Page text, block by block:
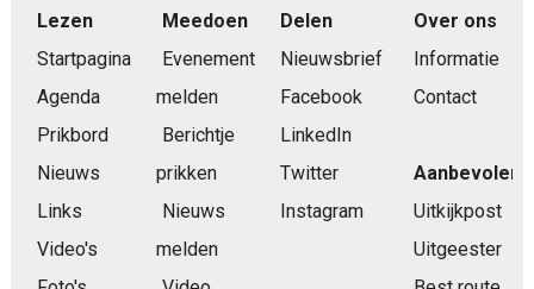
Lezen
Startpagina
Agenda
Prikbord
Nieuws
Links
Video's
Meedoen
Evenement
melden
Berichtje
prikken
Nieuws
melden
Delen
Nieuwsbrief
Facebook
LinkedIn
Twitter
Instagram
Over ons
Informatie
Contact
Aanbevolen
Uitkijkpost
Uitgeester